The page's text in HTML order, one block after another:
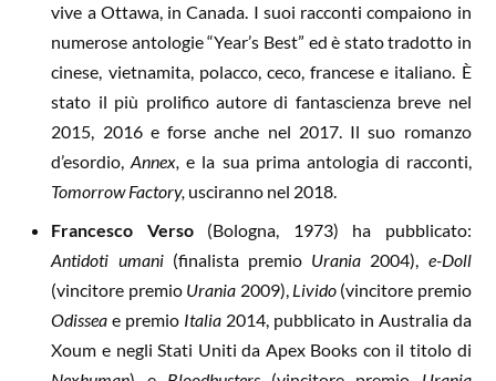
vive a Ottawa, in Canada. I suoi racconti compaiono in
numerose antologie “Year’s Best” ed è stato tradotto in
cinese, vietnamita, polacco, ceco, francese e italiano. È
stato il più prolifico autore di fantascienza breve nel
2015, 2016 e forse anche nel 2017. Il suo romanzo
d’esordio, Annex, e la sua prima antologia di racconti,
Tomorrow Factory, usciranno nel 2018.
Francesco Verso(Bologna, 1973) ha pubblicato:
Antidoti umani(finalista premio Urania 2004), e-Doll
(vincitore premio Urania 2009), Livido(vincitore premio
Odissea e premio Italia 2014, pubblicato in Australia da
Xoum e negli Stati Uniti da Apex Books con il titolo di